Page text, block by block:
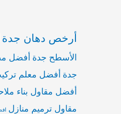
أرخص دهان جدة
الأسطح جدة أفضل
جدة أفضل معلم
أفضل مقاول بناء
مقاول ترميم منازل